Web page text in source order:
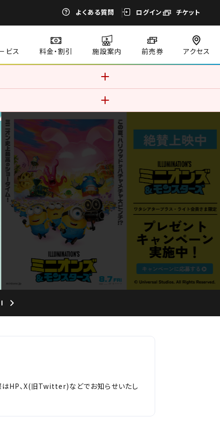
よくある質問 ログイン チケット
ビス 料金・割引 施設案内 前売券 アクセス
のままご利用になる場合、
HP、X(旧Twitter)などでお知らせいたし
了となります。時間に余裕をもったご利用